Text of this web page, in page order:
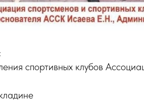
спортивных клубов